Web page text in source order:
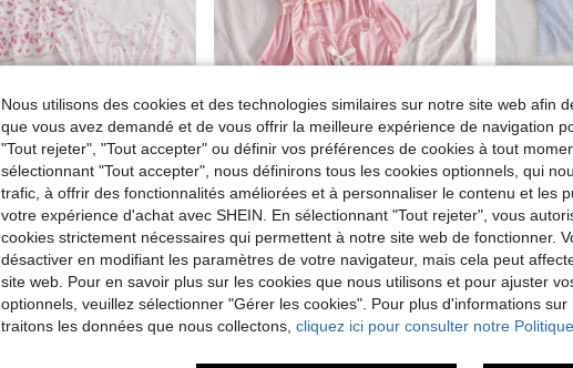
Slumberry CURVE
Slumberry CURVE Ensemble 2 pièces de débardeur en dentelle avec imprimé nœud & cerise, style doux et mignon, grande taille
Slumberry CURVE
Slumberry CURVE Top de pyjama 2 pièces grande taille, tricot jacquard confortable, froncé, patchwork avec nœud en dentelle, couleurs contrastées, style doux et romantique
15,99€ 13,49€
Nous utilisons des cookies et des technologies similaires sur notre site web afin
que vous avez demandé et de vous offrir la meilleure expérience de navigation
"Tout rejeter", "Tout accepter" ou définir vos préférences de cookies à tout
sélectionnant "Tout accepter", nous définirons tous les cookies optionnels, qui
trafic, à offrir des fonctionnalités améliorées et à personnaliser le contenu et les
votre expérience d'achat avec SHEIN. En sélectionnant "Tout rejeter", vous
cookies strictement nécessaires qui permettent à notre site web de fonctionner.
désactiver en modifiant les paramètres de votre navigateur, mais cela peut
site web. Pour en savoir plus sur les cookies que nous utilisons et pour ajuster
optionnels, veuillez sélectionner "Gérer les cookies". Pour plus d'informations
traitons les données que nous collectons, cliquez ici pour consulter notre